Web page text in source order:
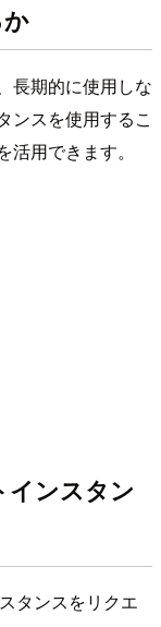
長期的に使用しな
ンスを使用するこ
用できます。
ンスタン
タンスをリクエ